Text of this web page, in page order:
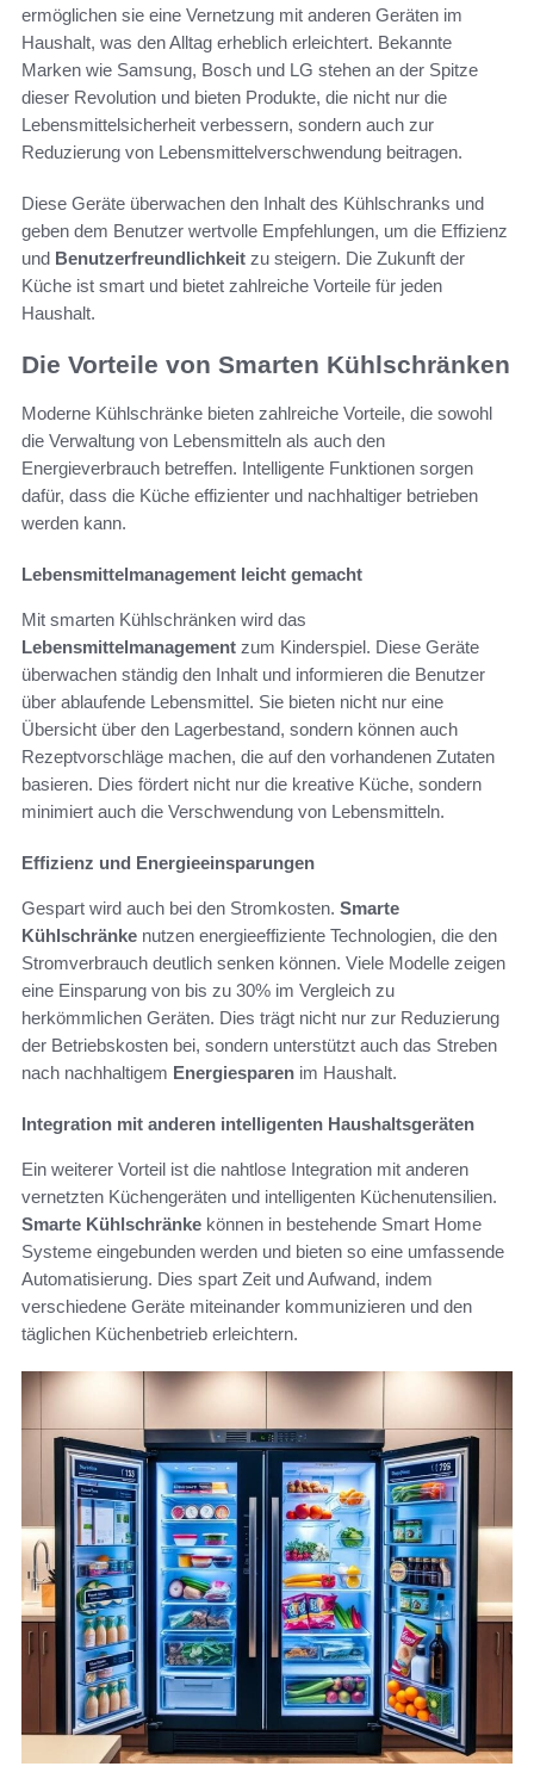
ermöglichen sie eine Vernetzung mit anderen Geräten im
Haushalt, was den Alltag erheblich erleichtert. Bekannte
Marken wie Samsung, Bosch und LG stehen an der Spitze
dieser Revolution und bieten Produkte, die nicht nur die
Lebensmittelsicherheit verbessern, sondern auch zur
Reduzierung von Lebensmittelverschwendung beitragen.
Diese Geräte überwachen den Inhalt des Kühlschranks und
geben dem Benutzer wertvolle Empfehlungen, um die Effizienz
und Benutzerfreundlichkeit zu steigern. Die Zukunft der
Küche ist smart und bietet zahlreiche Vorteile für jeden
Haushalt.
Die Vorteile von Smarten Kühlschränken
Moderne Kühlschränke bieten zahlreiche Vorteile, die sowohl
die Verwaltung von Lebensmitteln als auch den
Energieverbrauch betreffen. Intelligente Funktionen sorgen
dafür, dass die Küche effizienter und nachhaltiger betrieben
werden kann.
Lebensmittelmanagement leicht gemacht
Mit smarten Kühlschränken wird das
Lebensmittelmanagement zum Kinderspiel. Diese Geräte
überwachen ständig den Inhalt und informieren die Benutzer
über ablaufende Lebensmittel. Sie bieten nicht nur eine
Übersicht über den Lagerbestand, sondern können auch
Rezeptvorschläge machen, die auf den vorhandenen Zutaten
basieren. Dies fördert nicht nur die kreative Küche, sondern
minimiert auch die Verschwendung von Lebensmitteln.
Effizienz und Energieeinsparungen
Gespart wird auch bei den Stromkosten. Smarte
Kühlschränke nutzen energieeffiziente Technologien, die den
Stromverbrauch deutlich senken können. Viele Modelle zeigen
eine Einsparung von bis zu 30% im Vergleich zu
herkömmlichen Geräten. Dies trägt nicht nur zur Reduzierung
der Betriebskosten bei, sondern unterstützt auch das Streben
nach nachhaltigem Energiesparen im Haushalt.
Integration mit anderen intelligenten Haushaltsgeräten
Ein weiterer Vorteil ist die nahtlose Integration mit anderen
vernetzten Küchengeräten und intelligenten Küchenutensilien.
Smarte Kühlschränke können in bestehende Smart Home
Systeme eingebunden werden und bieten so eine umfassende
Automatisierung. Dies spart Zeit und Aufwand, indem
verschiedene Geräte miteinander kommunizieren und den
täglichen Küchenbetrieb erleichtern.